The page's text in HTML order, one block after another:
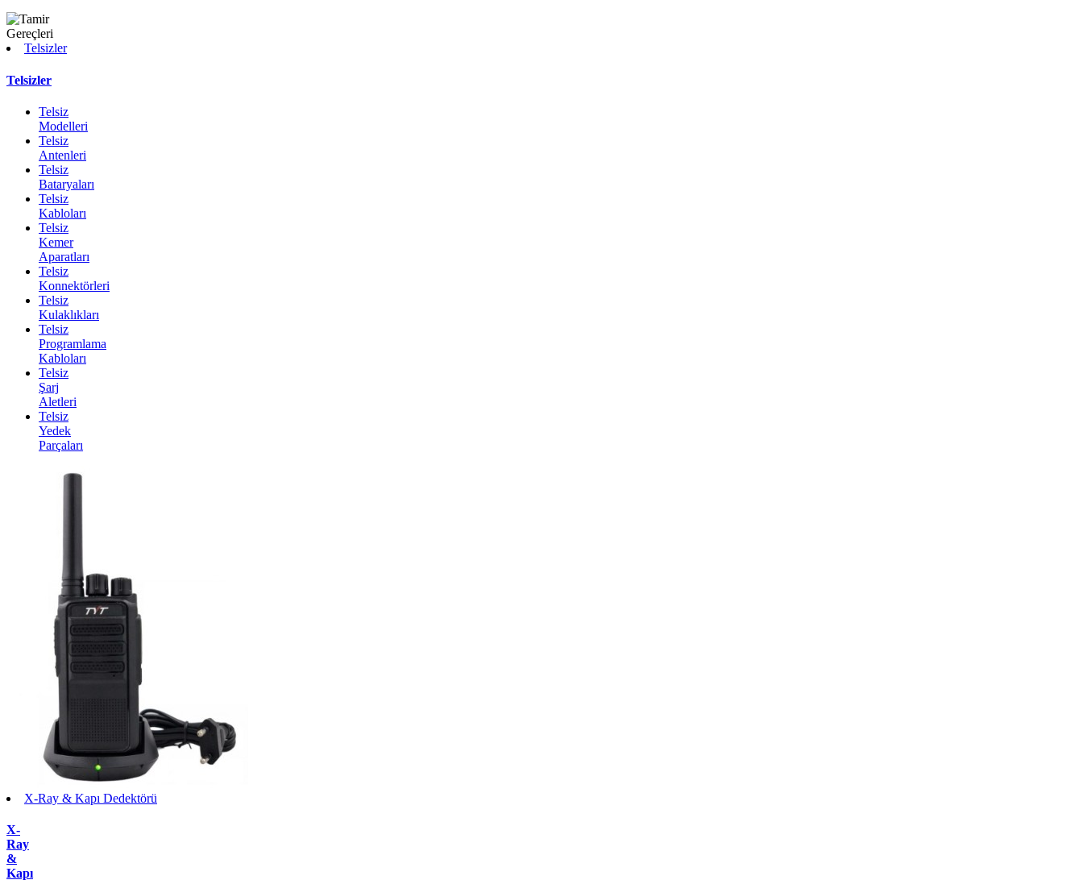
Telsizler
Telsizler
Telsiz
Modelleri
Telsiz
Antenleri
Telsiz
Bataryaları
Telsiz
Kabloları
Telsiz
Kemer
Aparatları
Telsiz
Konnektörleri
Telsiz
Kulaklıkları
Telsiz
Programlama
Kabloları
Telsiz
Şarj
Aletleri
Telsiz
Yedek
Parçaları
X-Ray & Kapı Dedektörü
X-
Ray
&
Kapı